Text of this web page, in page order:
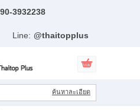
รสมาชิก
3932238
Line: @thaitopplus
ค้นหาละเอียด